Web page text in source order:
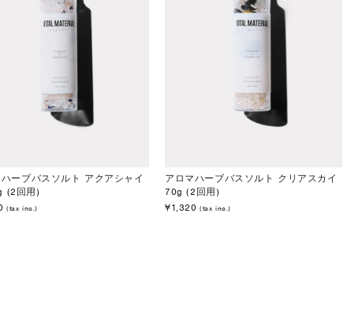
ーブバスソルト アクアシャイ
(2回用)
(tax inc.)
アロマハーブバスソルト クリアスカイ
70g (2回用)
¥1,320 (tax inc.)